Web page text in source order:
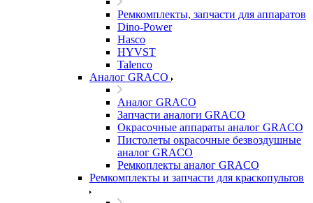
Ремкомплекты, запчасти для аппаратов
Dino-Power
Hasco
HYVST
Talenco
Аналог GRACO
Аналог GRACO
Запчасти аналоги GRACO
Окрасочные аппараты аналог GRACO
Пистолеты окрасочные безвоздушные
аналог GRACO
Ремкоплекты аналог GRACO
Ремкомплекты и запчасти для краскопультов